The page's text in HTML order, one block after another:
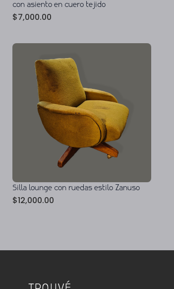
con asiento en cuero tejido
$7,000.00
Silla lounge con ruedas estilo Zanuso
$12,000.00